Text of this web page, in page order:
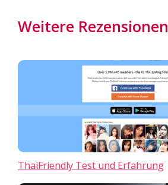
Weitere Rezensionen
ThaiFriendly Test und Erfahrung